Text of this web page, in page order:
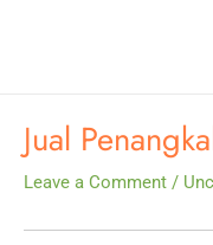
Jual
Leave a Comment /